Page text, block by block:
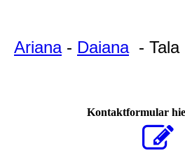
Ariana- Daiana- Tala
Kontaktformular